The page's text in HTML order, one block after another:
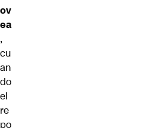
ov
ea
,
cu
an
do
el
re
po